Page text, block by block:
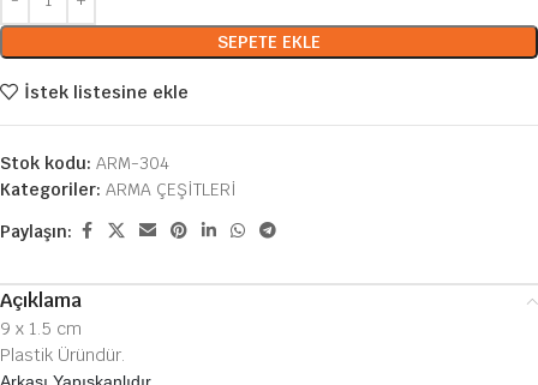
SEPETE EKLE
İstek listesine ekle
Stok kodu: ARM-304
Kategoriler: ARMA ÇEŞİTLERİ
Paylaşın:
Açıklama
9 x 1.5 cm
Plastik Üründür.